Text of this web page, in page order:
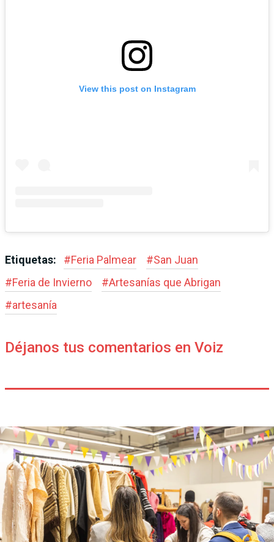
View this post on Instagram
Etiquetas: #Feria Palmear #San Juan
#Feria de Invierno #Artesanías que Abrigan
#artesanía
Déjanos tus comentarios en Voiz